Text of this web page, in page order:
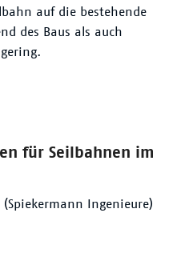
auf die bestehende
des Baus als auch
für Seilbahnen im
Ingenieure)